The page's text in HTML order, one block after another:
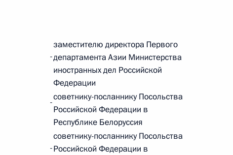
Федерации
№ 268-ФЗ
-
заместителю директора Первого
департамента Азии Министерства
иностранных дел Российской
Федерации
-советнику-посланнику Посольства
Российской Федерации в
Республике Белоруссия
-
советнику-посланнику Посольства
Российской Федерации в